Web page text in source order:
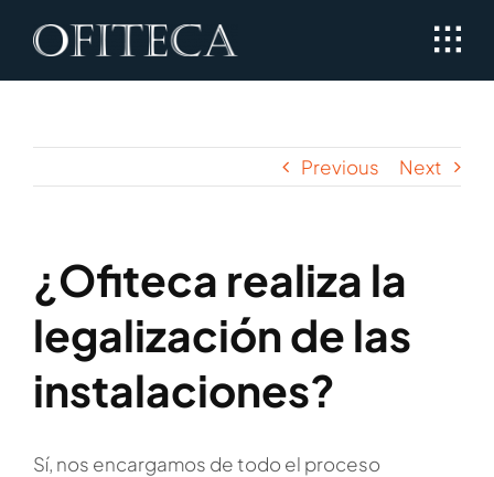
content
Previous Next
¿Ofiteca realiza la
legalización de las
instalaciones?
Sí, nos encargamos de todo el proceso